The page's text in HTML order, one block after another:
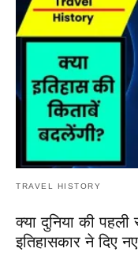
TRAVEL HISTORY
क्या दुनिया की
इतिहासकार ने दिए